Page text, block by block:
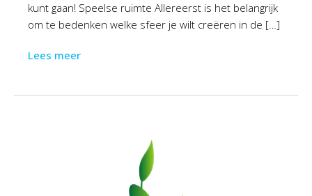
kunt gaan! Speelse ruimte Allereerst is het belangrijk
om te bedenken welke sfeer je wilt creëren in de […]
Lees meer